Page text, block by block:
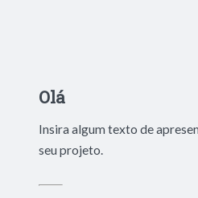
Olá
Insira algum texto de
seu projeto.